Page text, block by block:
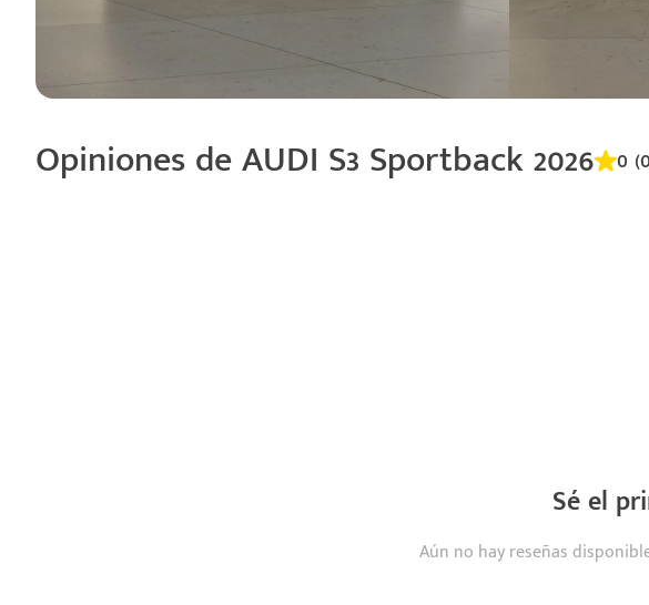
Opiniones de AUDI S3 Sportback 2026 0
Sé el
Aún no hay reseñas